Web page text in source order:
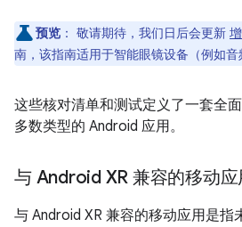
预览 ： 敬请期待，我们日后会更新
南，该指南适用于智能眼镜设备（例如音
这些核对清单和测试定义了一套全
多数类型的 Android 应用。
与 Android XR 兼容的移动应
与 Android XR 兼容的移动应用是指